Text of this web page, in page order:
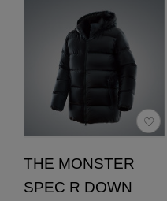
THE MONSTER
SPEC R DOWN